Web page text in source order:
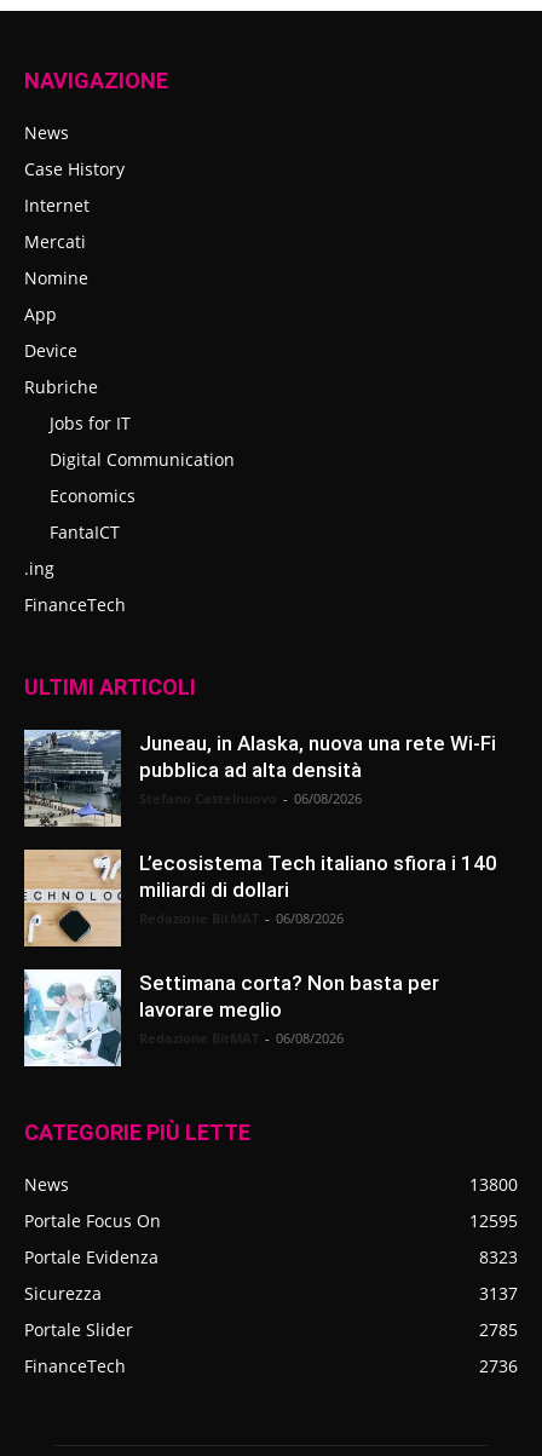
NAVIGAZIONE
News
Case History
Internet
Mercati
Nomine
App
Device
Rubriche
Jobs for IT
Digital Communication
Economics
FantaICT
.ing
FinanceTech
ULTIMI ARTICOLI
Juneau, in Alaska, nuova una rete Wi-Fi
pubblica ad alta densità
- 06/08/2026
L’ecosistema Tech italiano sfiora i 140
miliardi di dollari
- 06/08/2026
Settimana corta? Non basta per
lavorare meglio
- 06/08/2026
CATEGORIE PIÙ LETTE
News
13800
Portale Focus On
12595
Portale Evidenza
8323
Sicurezza
3137
Portale Slider
2785
FinanceTech
2736